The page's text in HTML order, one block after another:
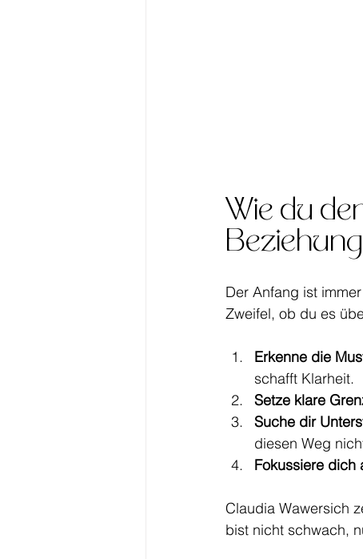
Wie du
Der Anfang ist
Zweifel, ob du es
Erkenne die
schafft Klarheit.
Setze klare
Suche dir
diesen Weg
Fokussiere dich
Claudia Wawersich
bist nicht schwach,